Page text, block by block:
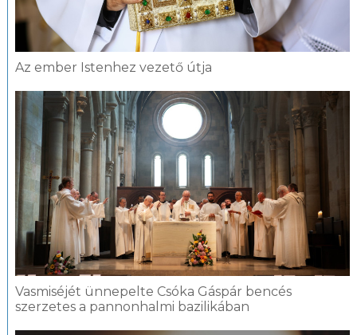
Az ember Istenhez vezető útja
Vasmiséjét ünnepelte Csóka Gáspár bencés
szerzetes a pannonhalmi bazilikában